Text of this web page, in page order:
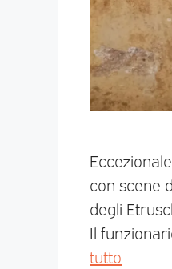
con scene
degli
Il
tutto